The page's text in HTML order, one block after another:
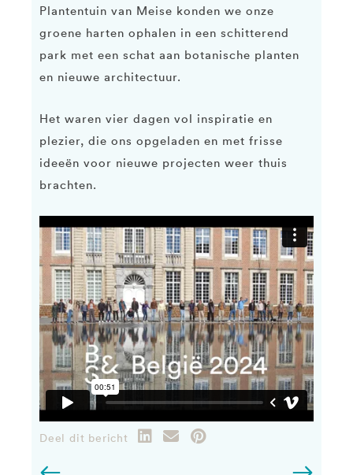
Plantentuin van Meise konden we onze
groene harten ophalen in een schitterend
park met een schat aan botanische planten
en nieuwe architectuur.
Het waren vier dagen vol inspiratie en
plezier, die ons opgeladen en met frisse
ideeën voor nieuwe projecten weer thuis
brachten.
Deel dit bericht